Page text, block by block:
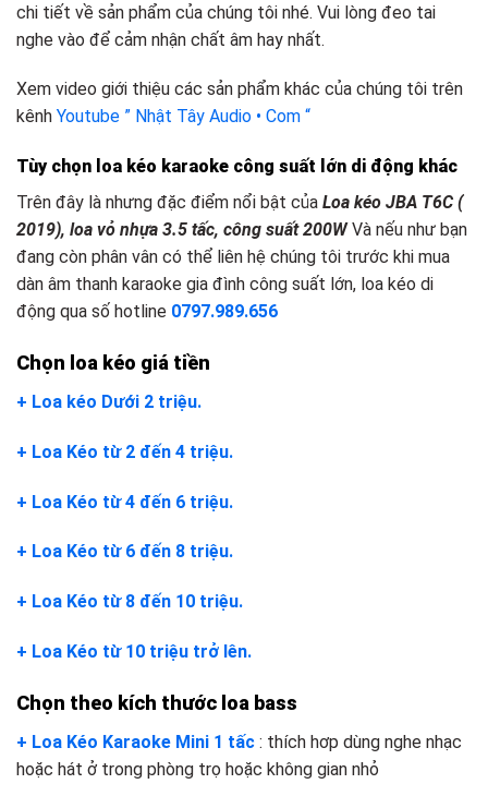
chi tiết về sản phẩm của chúng tôi nhé. Vui lòng đeo tai
nghe vào để cảm nhận chất âm hay nhất.
Xem video giới thiệu các sản phẩm khác của chúng tôi trên
kênh Youtube ” Nhật Tây Audio • Com “
Tùy chọn loa kéo karaoke công suất lớn d i động khác
Trên đây là nhưng đặc điểm nổi bật của Loa kéo JBA T6C (
2019), loa vỏ nhựa 3.5 tấc, công suất 200W Và nếu như bạn
đang còn phân vân có thể liên hệ chúng tôi trước khi mua
dàn âm thanh karaoke gia đình công suất lớn, loa kéo di
động qua số hotline 0797.989.656
Chọn loa kéo giá tiền
+ Loa kéo Dưới 2 triệu.
+ Loa Kéo từ 2 đến 4 triệu.
+ Loa Kéo từ 4 đến 6 triệu.
+ Loa Kéo từ 6 đến 8 triệu.
+ Loa Kéo từ 8 đến 10 triệu.
+ Loa Kéo từ 10 triệu trở lên.
Chọn theo kích thước loa bass
+ Loa Kéo Karaoke Mini 1 tấc : thích hơp dùng nghe nhạc
hoặc hát ở trong phòng trọ hoặc không gian nhỏ